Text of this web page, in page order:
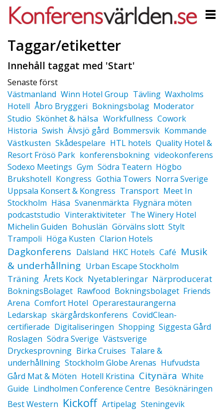
Taggar/etiketter
Innehåll taggat med 'Start'
Senaste först
Västmanland Winn Hotel Group Tävling Waxholms
Hotell Åbro Bryggeri Bokningsbolag Moderator
Studio Skönhet & hälsa Workfullness Cowork
Historia Swish Älvsjö gård Bommersvik Kommande
Västkusten Skådespelare HTL hotels Quality Hotel &
Resort Frösö Park konferensbokning videokonferens
Sodexo Meetings Gym Södra Teatern Högbo
Brukshotell Kongress Gothia Towers Norra Sverige
Uppsala Konsert & Kongress Transport Meet In
Stockholm Häsa Svanenmärkta Flygnära möten
podcaststudio Vinteraktiviteter The Winery Hotel
Michelin Guiden Bohuslän Görvälns slott Stylt
Trampoli Höga Kusten Clarion Hotels
Dagkonferens Dalsland HKC Hotels Café Musik
& underhållning Urban Escape Stockholm
Träning Årets Kock Nyetableringar Närproducerat
BokningsBolaget Rawfood Bokningsbolaget Friends
Arena Comfort Hotel Operarestaurangerna
Ledarskap skärgårdskonferens CovidClean-
certifierade Digitaliseringen Shopping Siggesta Gård
Roslagen Södra Sverige Västsverige
Dryckesprovning Birka Cruises Talare &
underhållning Stockholm Globe Arenas Hufvudsta
Gård Mat & Möten Hotell Kristina Citynära White
Guide Lindholmen Conference Centre Besöknäringen
Best Western Kickoff Artipelag Steningevik